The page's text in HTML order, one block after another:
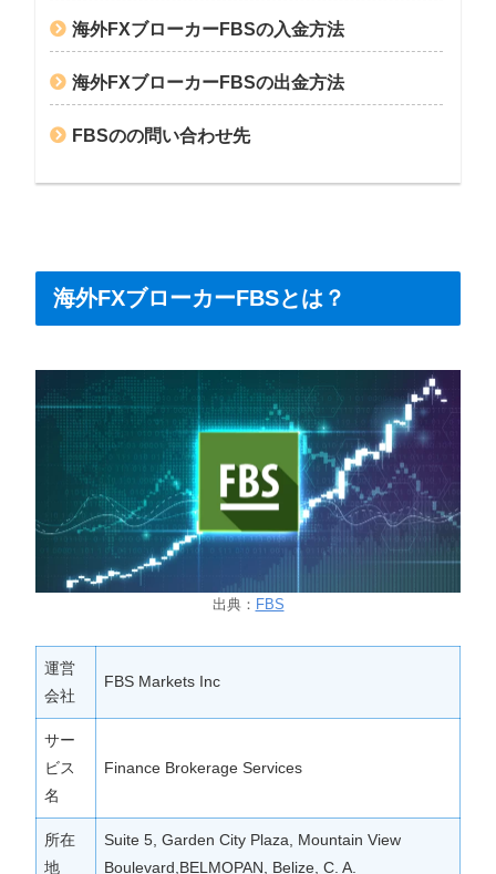
海外FXブローカーFBSの入金方法
海外FXブローカーFBSの出金方法
FBSのの問い合わせ先
海外FXブローカーFBSとは？
出典： FBS
運営
会社
FBS Markets Inc
サー
ビス
名
Finance Brokerage Services
所在
地
Suite 5, Garden City Plaza, Mountain View
Boulevard,BELMOPAN, Belize, C. A.